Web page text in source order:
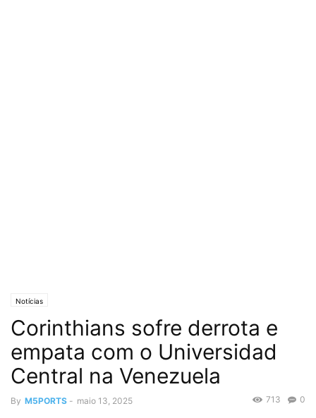
Notícias
Corinthians sofre derrota e
empata com o Universidad
Central na Venezuela
By M5PORTS - maio 13, 2025 0
713